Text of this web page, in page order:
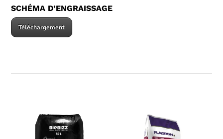
SCHÉMA D’ENGRAISSAGE
Téléchargement